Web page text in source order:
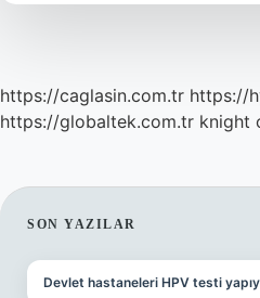
https://caglasin.com.tr https://
https://globaltek.com.tr knight
SIDEBAR
SON YAZILAR
Devlet hastaneleri HPV testi